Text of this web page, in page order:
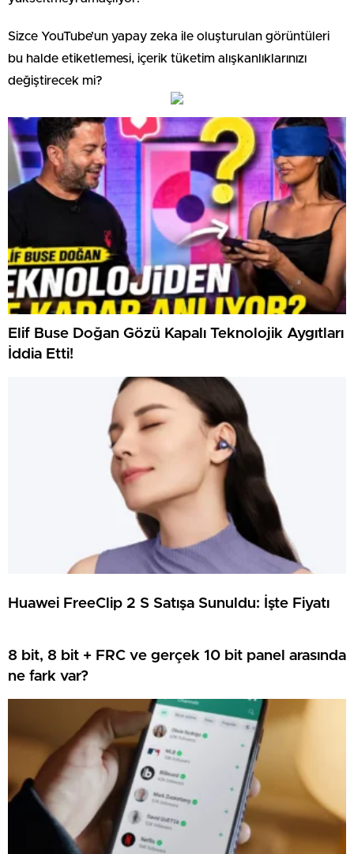
Sizce YouTube’un yapay zeka ile oluşturulan görüntüleri
bu halde etiketlemesi, içerik tüketim alışkanlıklarınızı
değiştirecek mi?
Elif Buse Doğan Gözü Kapalı Teknolojik Aygıtları
İddia Etti!
Huawei FreeClip 2 S Satışa Sunuldu: İşte Fiyatı
8 bit, 8 bit + FRC ve gerçek 10 bit panel arasında
ne fark var?